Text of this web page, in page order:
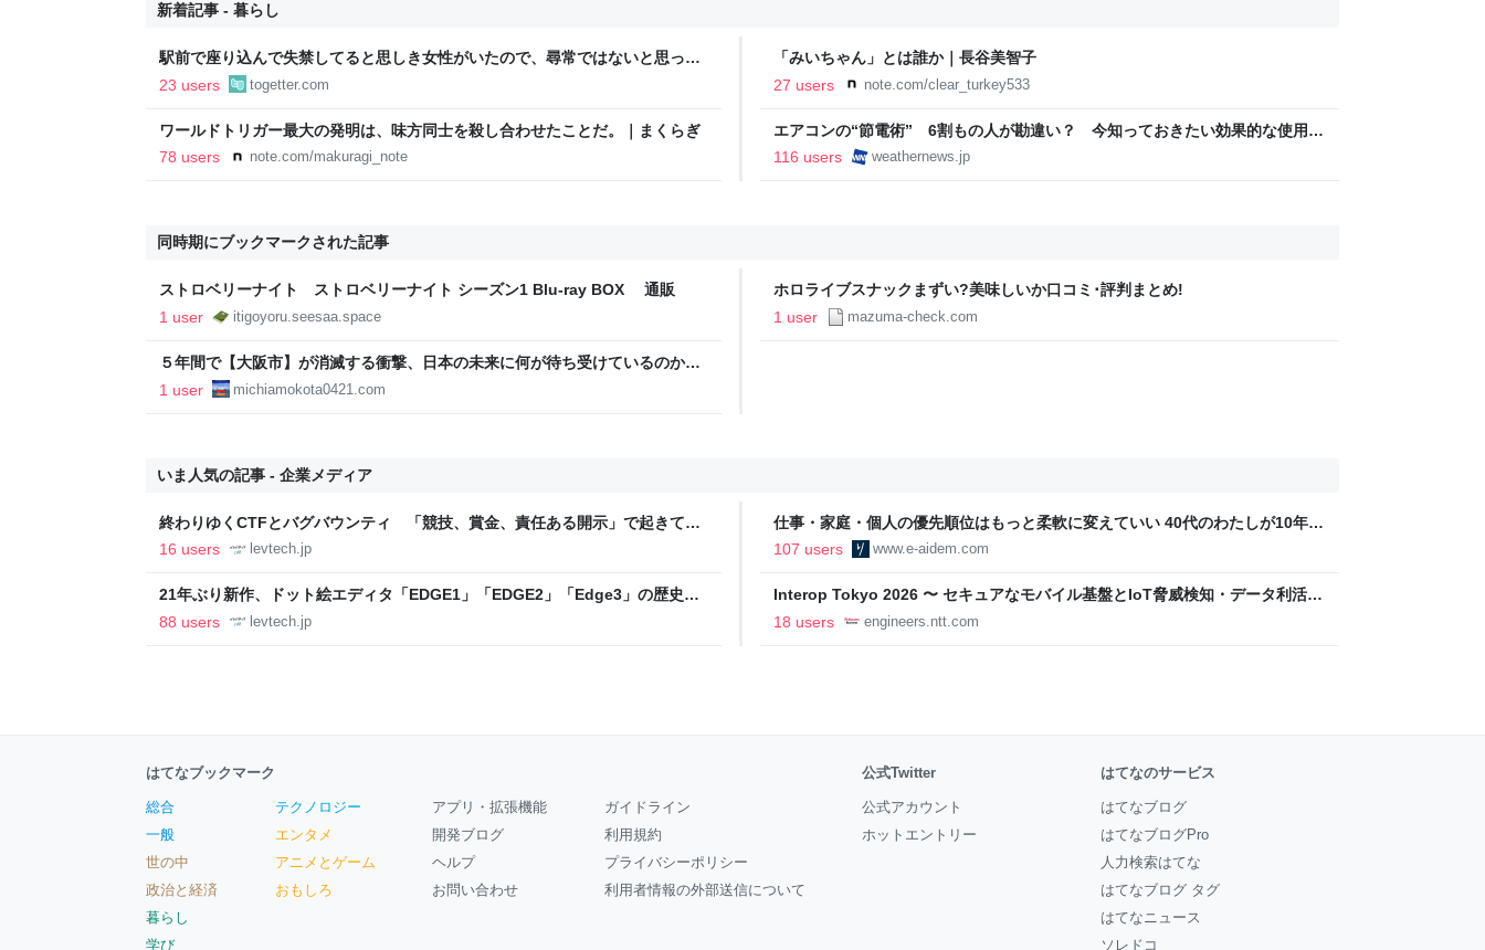
新着記事 - 暮らし
駅前で座り込んで失禁してると思しき女性がいたので、尋常ではないと思って
警察と救急を呼んでそばで見守っていたら、急に現れた女性に「あなた何して
23 users togetter.com
「みいちゃん」とは誰か｜長谷美智子
27 users
note.com/clear_turkey533
ワールドトリガー最大の発明は、味方同士を殺し合わせたことだ。｜まくらぎ
78 users
note.com/makuragi_note
エアコンの“節電術” 6割もの人が勘違い？ 今知っておきたい効果的な使用法
- ウェザーニュース
116 users weathernews.jp
同時期にブックマークされた記事
ストロベリーナイト ストロベリーナイト シーズン1 Blu-ray BOX 通販
1 user
itigoyoru.seesaa.space
ホロライブスナックまずい?美味しいか口コミ･評判まとめ!
1 user
mazuma-check.com
５年間で【大阪市】が消滅する衝撃、日本の未来に何が待ち受けているのか。
| 井上耕太事務所 公式サイト
1 user michiamokota0421.com
いま人気の記事 - 企業メディア
終わりゆくCTFとバグバウンティ 「競技、賞金、責任ある開示」で起きてい
ること【フォーカス】 - レバテックLAB
16 users levtech.jp
仕事・家庭・個人の優先順位はもっと柔軟に変えていい 40代のわたしが10年後
の自分に伝えたいこと - りっすん by イーアイデム
107 users www.e-aidem.com
21年ぶり新作、ドット絵エディタ「EDGE1」「EDGE2」「Edge3」の歴史に
ついて作者に聞く【フォーカス】 - レバテックLAB
88 users levtech.jp
Interop Tokyo 2026 〜 セキュアなモバイル基盤とIoT脅威検知・データ利活用
への取り組み 〜 - NTT docomo Business Engineers' Blog
18 users engineers.ntt.com
はてなブックマーク
総合
一般
世の中
政治と経済
暮らし
学び
テクノロジー
エンタメ
アニメとゲーム
おもしろ
アプリ・拡張機能
開発ブログ
ヘルプ
お問い合わせ
ガイドライン
利用規約
プライバシーポリシー
利用者情報の外部送信について
公式Twitter
公式アカウント
ホットエントリー
はてなのサービス
はてなブログ
はてなブログPro
人力検索はてな
はてなブログ タグ
はてなニュース
ソレドコ